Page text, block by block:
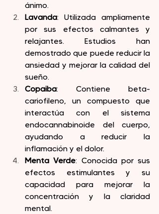
ánimo.
Lavanda: Utilizada ampliamente
por sus efectos calmantes y
relajantes. Estudios han
demostrado que puede reducir la
ansiedad y mejorar la calidad del
sueño.
Copaiba: Contiene beta-
cariofileno, un compuesto que
interactúa con el sistema
endocannabinoide del cuerpo,
ayudando a reducir la
inflamación y el dolor.
Menta Verde: Conocida por sus
efectos estimulantes y su
capacidad para mejorar la
concentración y la claridad
mental.